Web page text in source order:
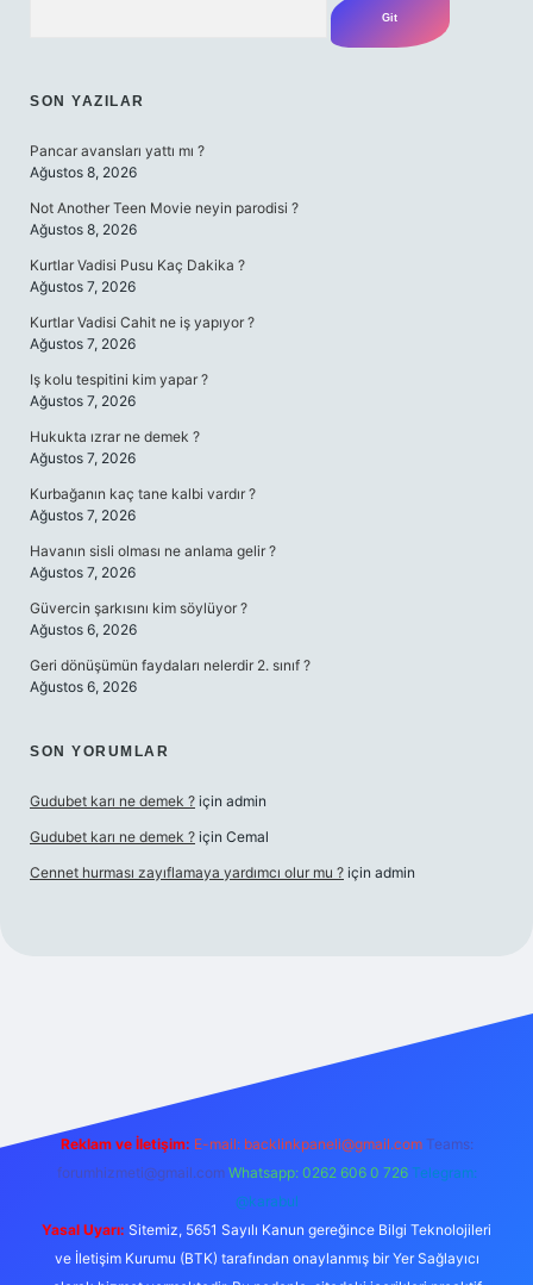
SON YAZILAR
Pancar avansları yattı mı ?
Ağustos 8, 2026
Not Another Teen Movie neyin parodisi ?
Ağustos 8, 2026
Kurtlar Vadisi Pusu Kaç Dakika ?
Ağustos 7, 2026
Kurtlar Vadisi Cahit ne iş yapıyor ?
Ağustos 7, 2026
Iş kolu tespitini kim yapar ?
Ağustos 7, 2026
Hukukta ızrar ne demek ?
Ağustos 7, 2026
Kurbağanın kaç tane kalbi vardır ?
Ağustos 7, 2026
Havanın sisli olması ne anlama gelir ?
Ağustos 7, 2026
Güvercin şarkısını kim söylüyor ?
Ağustos 6, 2026
Geri dönüşümün faydaları nelerdir 2. sınıf ?
Ağustos 6, 2026
SON YORUMLAR
Gudubet karı ne demek ? için admin
Gudubet karı ne demek ? için Cemal
Cennet hurması zayıflamaya yardımcı olur mu ? için admin
Reklam ve İletişim: E-mail: backlinkpaneli@gmail.com Teams:
forumhizmeti@gmail.com Whatsapp: 0262 606 0 726 Telegram:
@karabul
Yasal Uyarı: Sitemiz, 5651 Sayılı Kanun gereğince Bilgi Teknolojileri
ve İletişim Kurumu (BTK) tarafından onaylanmış bir Yer Sağlayıcı